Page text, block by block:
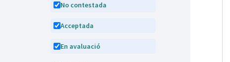
No contestada
Acceptada
En avaluació